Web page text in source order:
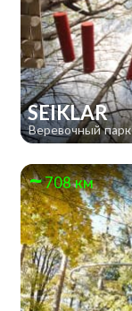
SEIKLAR
Веревочный парк
708 км